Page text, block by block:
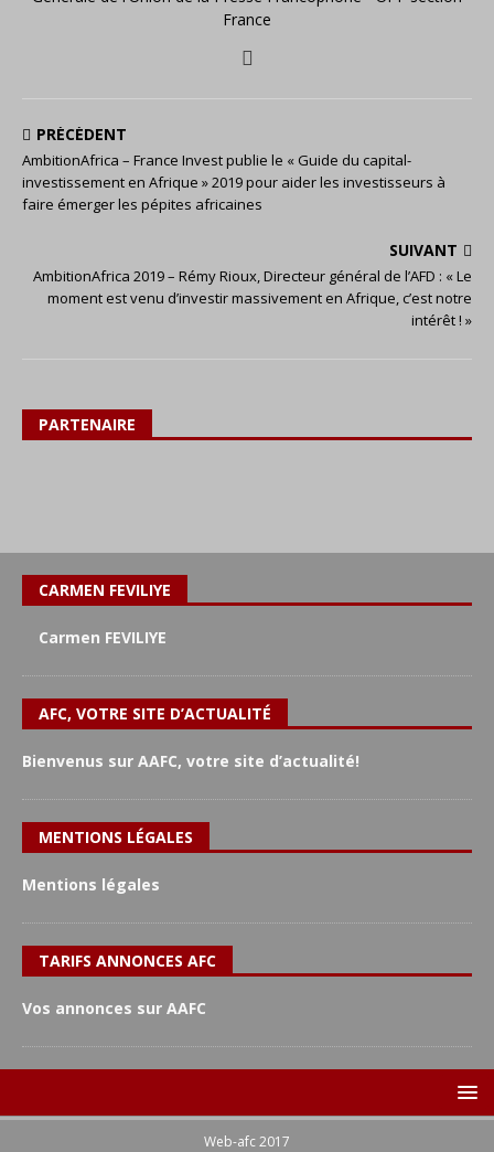
France
PRÉCÉDENT
AmbitionAfrica – France Invest publie le « Guide du capital-
investissement en Afrique » 2019 pour aider les investisseurs à
faire émerger les pépites africaines
SUIVANT
AmbitionAfrica 2019 – Rémy Rioux, Directeur général de l’AFD : « Le
moment est venu d’investir massivement en Afrique, c’est notre
intérêt ! »
PARTENAIRE
CARMEN FEVILIYE
Carmen FEVILIYE
AFC, VOTRE SITE D’ACTUALITÉ
Bienvenus sur AAFC, votre site d’actualité!
MENTIONS LÉGALES
Mentions légales
TARIFS ANNONCES AFC
Vos annonces sur AAFC
Web-afc 2017